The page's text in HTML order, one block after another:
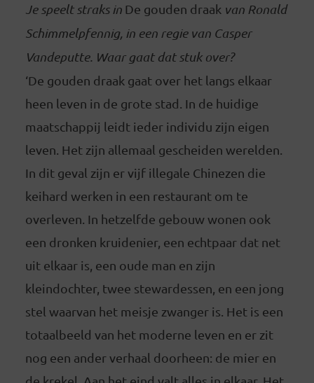
Je speelt straks in De gouden draak van Ronald
Schimmelpfennig, in een regie van Casper
Vandeputte. Waar gaat dat stuk over?
‘De gouden draak gaat over het langs elkaar
heen leven in de grote stad. In de huidige
maatschappij leidt ieder individu zijn eigen
leven. Het zijn allemaal gescheiden werelden.
In dit geval zijn er vijf illegale Chinezen die
keihard werken in een restaurant om te
overleven. In hetzelfde gebouw wonen ook
een dronken kruidenier, een echtpaar dat net
uit elkaar is, een oude man en zijn
kleindochter, twee stewardessen, en een jong
stel waarvan het meisje zwanger is. Het is een
totaalbeeld van het moderne leven en er zit
nog een ander verhaal doorheen: de mier en